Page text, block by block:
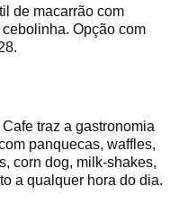
de macarrão com
Opção com
traz a gastronomia
panquecas, waffles,
corn dog, milk-shakes,
a qualquer hora do dia.